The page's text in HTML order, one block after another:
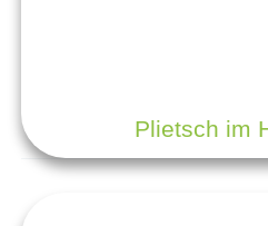
Plietsch im